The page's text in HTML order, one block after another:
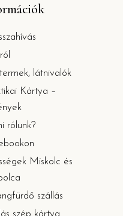
látnivalók
Kártya –
rólunk?
Miskolc és
szállás
szép kártya